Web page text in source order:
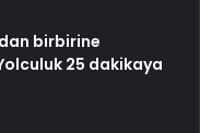
birbirine
25 dakikaya